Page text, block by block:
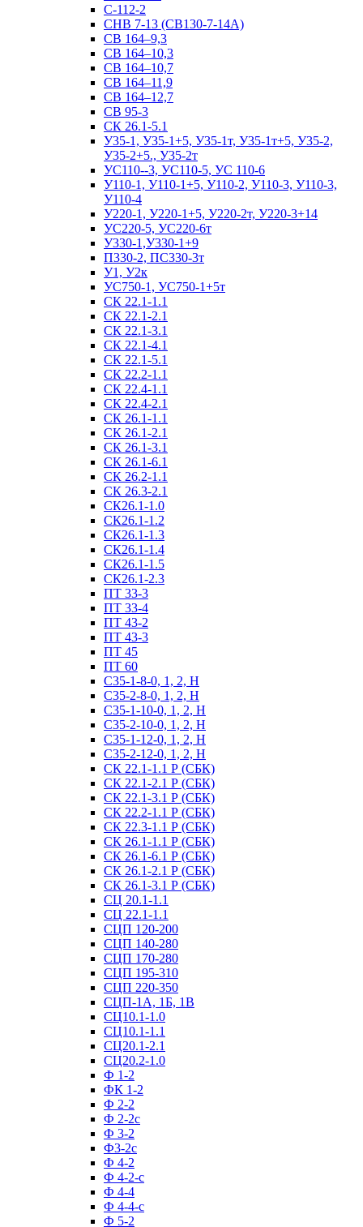
С-112-2
СНВ 7-13 (СВ130-7-14А)
СВ 164–9,3
СВ 164–10,3
СВ 164–10,7
СВ 164–11,9
СВ 164–12,7
СВ 95-3
СК 26.1-5.1
У35-1, У35-1+5, У35-1т, У35-1т+5, У35-2,
У35-2+5., У35-2т
УС110--3, УС110-5, УС 110-6
У110-1, У110-1+5, У110-2, У110-3, У110-3,
У110-4
У220-1, У220-1+5, У220-2т, У220-3+14
УС220-5, УС220-6т
У330-1,У330-1+9
П330-2, ПС330-3т
У1, У2к
УС750-1, УС750-1+5т
СК 22.1-1.1
СК 22.1-2.1
СК 22.1-3.1
СК 22.1-4.1
СК 22.1-5.1
СК 22.2-1.1
СК 22.4-1.1
СК 22.4-2.1
СК 26.1-1.1
СК 26.1-2.1
СК 26.1-3.1
СК 26.1-6.1
СК 26.2-1.1
СК 26.3-2.1
СК26.1-1.0
СК26.1-1.2
СК26.1-1.3
СК26.1-1.4
СК26.1-1.5
СК26.1-2.3
ПТ 33-3
ПТ 33-4
ПТ 43-2
ПТ 43-3
ПТ 45
ПТ 60
С35-1-8-0, 1, 2, Н
С35-2-8-0, 1, 2, Н
С35-1-10-0, 1, 2, Н
С35-2-10-0, 1, 2, Н
С35-1-12-0, 1, 2, Н
С35-2-12-0, 1, 2, Н
СК 22.1-1.1 Р (СБК)
СК 22.1-2.1 Р (СБК)
СК 22.1-3.1 Р (СБК)
СК 22.2-1.1 Р (СБК)
СК 22.3-1.1 Р (СБК)
СК 26.1-1.1 Р (СБК)
СК 26.1-6.1 Р (СБК)
СК 26.1-2.1 Р (СБК)
СК 26.1-3.1 Р (СБК)
СЦ 20.1-1.1
СЦ 22.1-1.1
СЦП 120-200
СЦП 140-280
СЦП 170-280
СЦП 195-310
СЦП 220-350
СЦП-1А, 1Б, 1В
СЦ10.1-1.0
СЦ10.1-1.1
СЦ20.1-2.1
СЦ20.2-1.0
Ф 1-2
ФК 1-2
Ф 2-2
Ф 2-2с
Ф 3-2
Ф3-2с
Ф 4-2
Ф 4-2-с
Ф 4-4
Ф 4-4-с
Ф 5-2